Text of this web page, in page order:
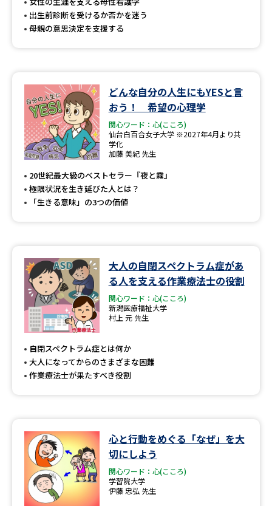
SELFBRAND特集ページ
オープンキャンパス検索 実施プログラムから探す
来場型・Web型イベント特集 夢ナビライブ
受験準備
先輩が入学を決めた理由 テレメール全国一斉進学調査
新生活お役立ちガイド
学問発見
学問のミニ講義「夢ナビ講義」 学問分野解説
学問の教科書 夢ナビライブ
出生前診断を受けるか否かを迷う
母親の意思決定を支援する
どんな自分の人生にもYESと言
おう！ 希望の心理学
関心ワード：心(こころ)
仙台白百合女子大学 ※2027年4月より共
学化
加藤 美紀 先生
20世紀最大級のベストセラー『夜と霧』
極限状況を生き延びた人とは？
「生きる意味」の3つの価値
大人の自閉スペクトラム症があ
る人を支える作業療法士の役割
関心ワード：心(こころ)
新潟医療福祉大学
村上 元 先生
自閉スペクトラム症とは何か
大人になってからのさまざまな困難
作業療法士が果たすべき役割
心と行動をめぐる「なぜ」を大
切にしよう
関心ワード：心(こころ)
学習院大学
伊藤 忠弘 先生